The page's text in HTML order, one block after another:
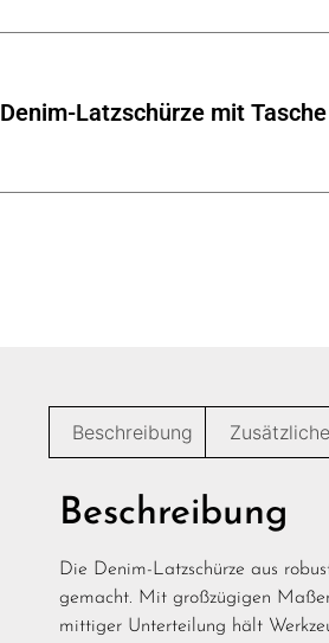
Denim-Latzschürze mit Tasche
Beschreibung
Beschreibung
Die Denim-Latzschürze aus
gemacht. Mit großzügigen
mittiger Unterteilung hält